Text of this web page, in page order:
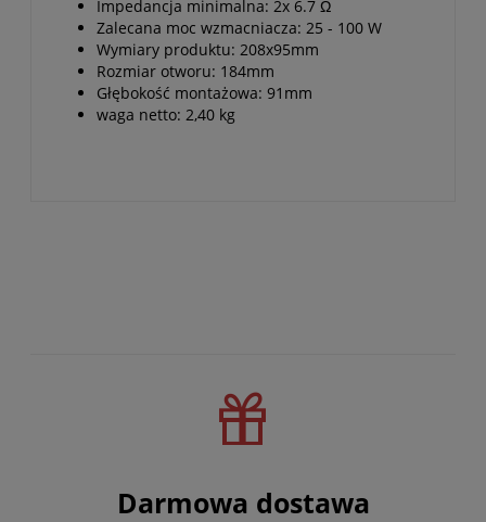
Impedancja minimalna: 2x 6.7 Ω
Zalecana moc wzmacniacza: 25 - 100 W
Wymiary produktu: 208x95mm
Rozmiar otworu: 184mm
Głębokość montażowa: 91mm
waga netto: 2,40 kg
Darmowa dostawa